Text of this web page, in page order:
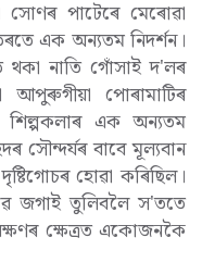
পাটেৰে মেৰোৱা
এক অন্যতম নিদৰ্শন।
নাতি গোঁসাই দ'লৰ
আপুৰুগীয়া পোৰামাটিৰ
এক অন্যতম
সৌন্দৰ্যৰ বাবে মূল্যবান
হোৱা কৰিছিল।
জগাই তুলিবলৈ স'ততে
ক্ষেত্ৰত একোজনকৈ